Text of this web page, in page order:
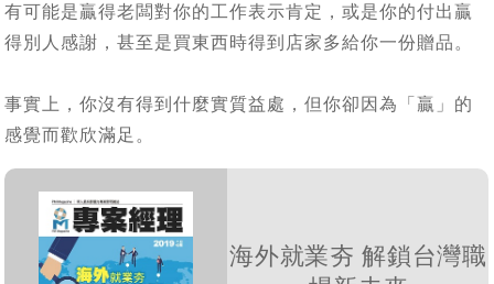
有可能是贏得老闆對你的工作表示肯定，或是你的付出贏
得別人感謝，甚至是買東西時得到店家多給你一份贈品。
事實上，你沒有得到什麼實質益處，但你卻因為「贏」的
感覺而歡欣滿足。
海外就業夯 解鎖台灣職